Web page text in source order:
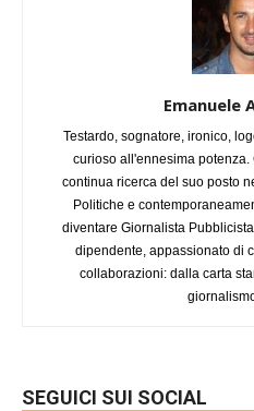
Emanuele
Testardo, sognatore, ironico,
curioso all'ennesima
continua ricerca del suo posto
Politiche e
diventare Giornalista
dipendente, appassionato di
collaborazioni: dalla carta
SEGUICI SUI SOCIAL